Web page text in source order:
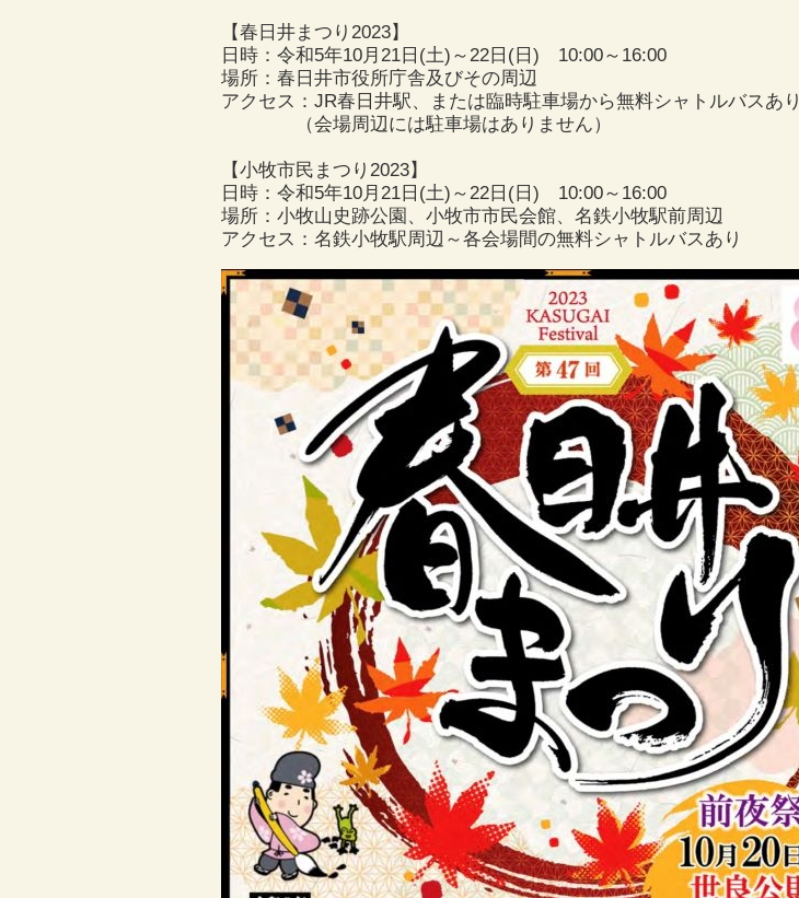
【春日井まつり2023】
日時：令和5年10月21日(土)～22日(日) 10:00～16:00
場所：春日井市役所庁舎及びその周辺
アクセス：JR春日井駅、または臨時駐車場から無料シャトルバスあり
（会場周辺には駐車場はありません）
【小牧市民まつり2023】
日時：令和5年10月21日(土)～22日(日) 10:00～16:00
場所：小牧山史跡公園、小牧市市民会館、名鉄小牧駅前周辺
アクセス：名鉄小牧駅周辺～各会場間の無料シャトルバスあり